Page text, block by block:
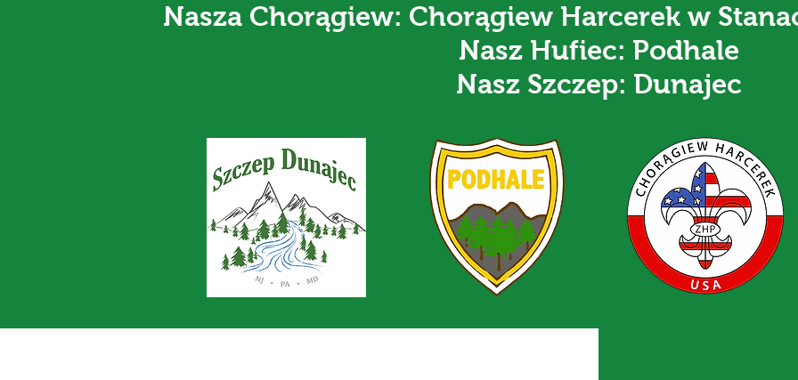
Nasza Chorągiew: Chorągiew Harcerek w
Nasz Hufiec: Podhale
Nasz Szczep: Dunajec